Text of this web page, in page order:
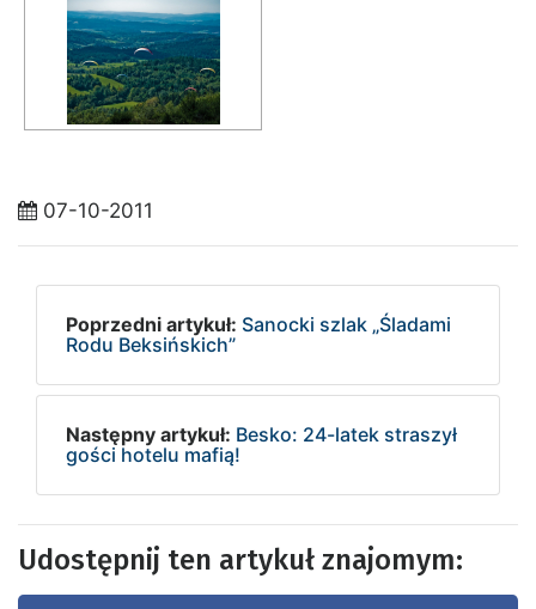
07-10-2011
Poprzedni artykuł: Sanocki szlak „Śladami
Rodu Beksińskich”
Następny artykuł: Besko: 24-latek straszył
gości hotelu mafią!
Udostępnij ten artykuł znajomym: